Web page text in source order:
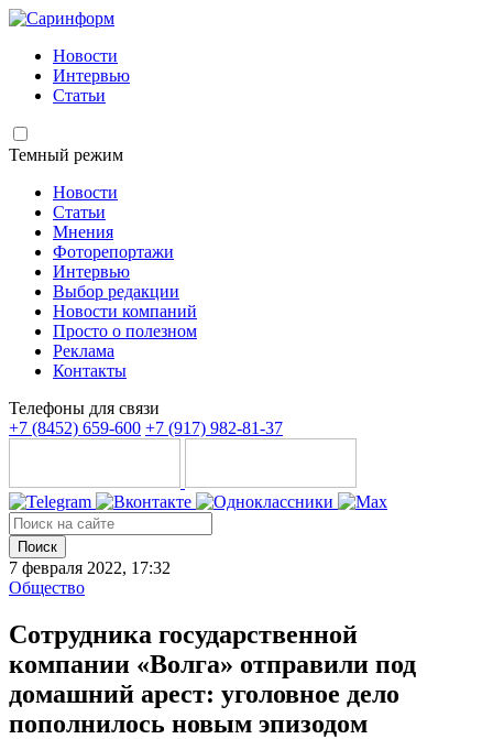
Новости
Интервью
Статьи
Темный режим
Новости
Статьи
Мнения
Фоторепортажи
Интервью
Выбор редакции
Новости компаний
Просто о полезном
Реклама
Контакты
Телефоны для связи
+7 (8452) 659-600 +7 (917) 982-81-37
Поиск
7 февраля 2022, 17:32
Общество
Сотрудника государственной
компании «Волга» отправили под
домашний арест: уголовное дело
пополнилось новым эпизодом